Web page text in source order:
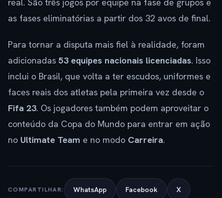
as fases eliminatórias a partir dos 32 avos de final.
Para tornar a disputa mais fiel à realidade, foram
adicionadas 53 equipes nacionais licenciadas. Isso
inclui o Brasil, que volta a ter escudos, uniformes e
faces reais dos atletas pela primeira vez desde o
Fifa 23. Os jogadores também podem aproveitar o
conteúdo da Copa do Mundo para entrar em ação
no Ultimate Team e no modo Carreira.
COMPARTILHAR: WhatsApp Facebook X